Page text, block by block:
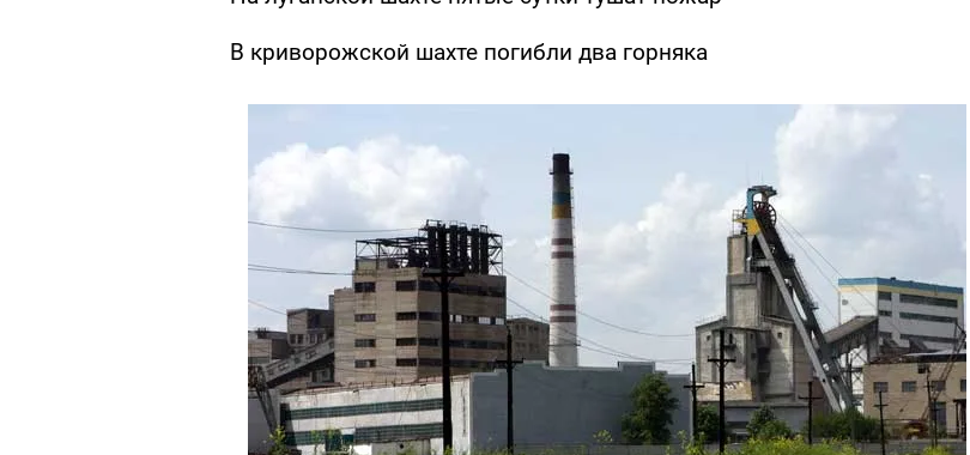
В криворожской шахте погибли два горняка